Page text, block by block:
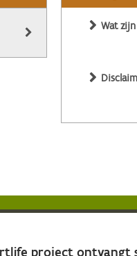
Wat
project ontvangt